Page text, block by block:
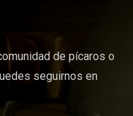
de pícaros o
seguirnos en